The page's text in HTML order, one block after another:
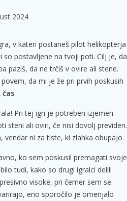
2024
v kateri postaneš pilot helikopterja
so postavljene na tvoji poti. Cilj je, da
paziš, da ne trčiš v ovire ali stene.
da mi je že pri prvih poskusih
.
Pri tej igri je potreben izjemen
steni ali oviri, če nisi dovolj previden.
vendar ni za tiste, ki zlahka obupajo.
ko sem poskusil premagati svoje
tudi, kako so drugi igralci delili
visoke, pri čemer sem se
eno sporočilo je omenjalo